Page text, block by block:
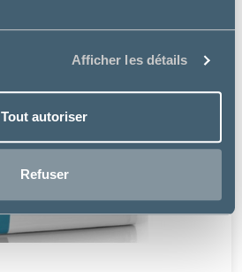
Afficher les détails
Tout autoriser
Refuser